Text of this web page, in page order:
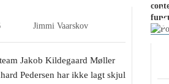
Jimmi Vaarskov
Jakob Kildegaard Møller
Pedersen har ikke lagt skjul